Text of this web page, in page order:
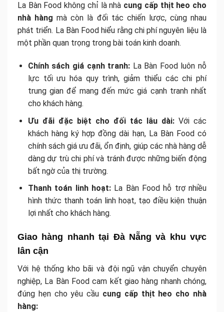
La Bàn Food không chỉ là nhà cung cấp thịt heo cho
nhà hàng mà còn là đối tác chiến lược, cùng nhau
phát triển. La Bàn Food hiểu rằng chi phí nguyên liệu là
một phần quan trọng trong bài toán kinh doanh.
Chính sách giá cạnh tranh: La Bàn Food luôn nỗ
lực tối ưu hóa quy trình, giảm thiểu các chi phí
trung gian để mang đến mức giá cạnh tranh nhất
cho khách hàng.
Ưu đãi đặc biệt cho đối tác lâu dài:Với các
khách hàng ký hợp đồng dài hạn, La Bàn Food có
chính sách giá ưu đãi, ổn định, giúp các nhà hàng dễ
dàng dự trù chi phí và tránh được những biến động
bất ngờ của thị trường.
Thanh toán linh hoạt:La Bàn Food hỗ trợ nhiều
hình thức thanh toán linh hoạt, tạo điều kiện thuận
lợi nhất cho khách hàng.
Giao hàng nhanh tại Đà Nẵng và khu vực
lân cận
Với hệ thống kho bãi và đội ngũ vận chuyển chuyên
nghiệp, La Bàn Food cam kết giao hàng nhanh chóng,
đúng hẹn cho yêu cầu cung cấp thịt heo cho nhà
hàng: